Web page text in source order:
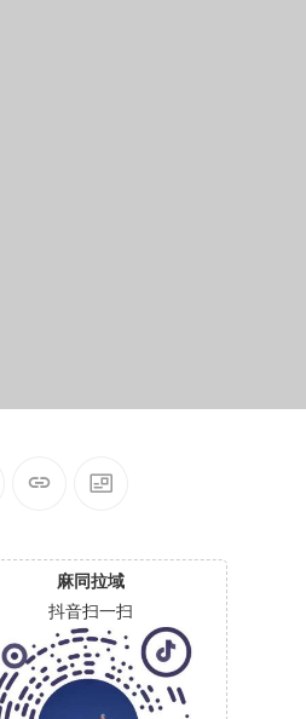
麻同拉域
抖音扫一扫